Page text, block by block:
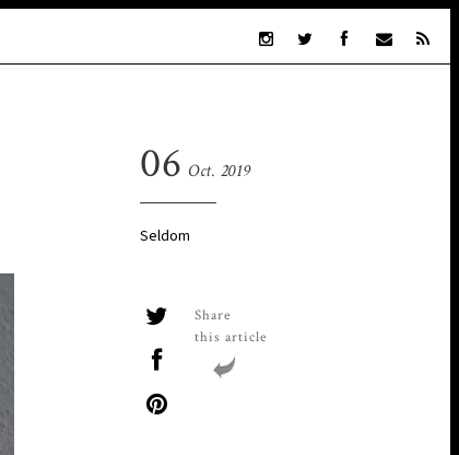
06 Oct. 2019
Seldom
Share
this article